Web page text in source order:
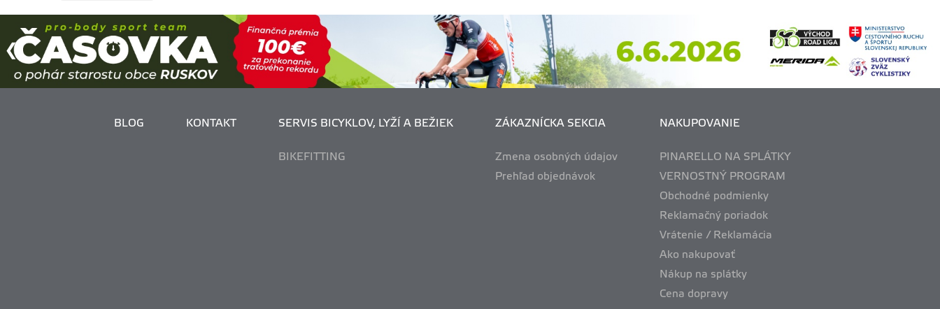
BLOG KONTAKT SERVIS BICYKLOV, LYŽÍ A BEŽIEK
BIKEFITTING
ZÁKAZNÍCKA SEKCIA
Zmena osobných údajov
Prehľad objednávok
NAKUPOVANIE
PINARELLO NA SPLÁTKY
VERNOSTNÝ PROGRAM
Obchodné podmienky
Reklamačný poriadok
Vrátenie / Reklamácia
Ako nakupovať
Nákup na splátky
Cena dopravy